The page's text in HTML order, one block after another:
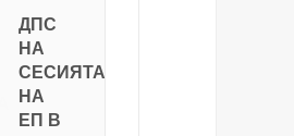
ДПС
НА
СЕСИЯТА
НА
ЕП В